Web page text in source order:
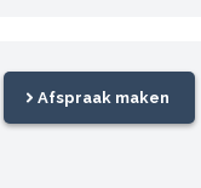
Afspraak maken